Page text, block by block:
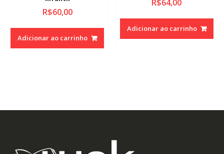
R$60,00
Adicionar ao carrinho
R$64,00
Adicionar ao carrinho